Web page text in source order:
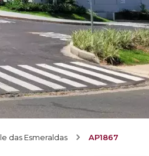
das Esmeraldas AP1867